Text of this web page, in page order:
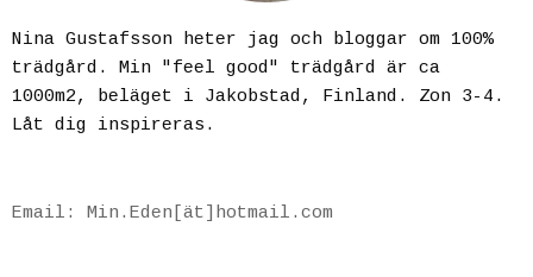
Nina Gustafsson heter jag och bloggar om 100%
trädgård. Min "feel good" trädgård är ca
1000m2, beläget i Jakobstad, Finland. Zon 3-4.
Låt dig inspireras.
Email: Min.Eden[ät]hotmail.com